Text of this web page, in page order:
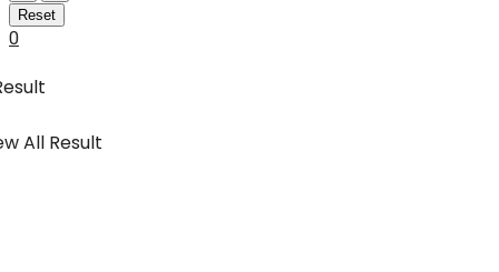
All Result
Reset
0